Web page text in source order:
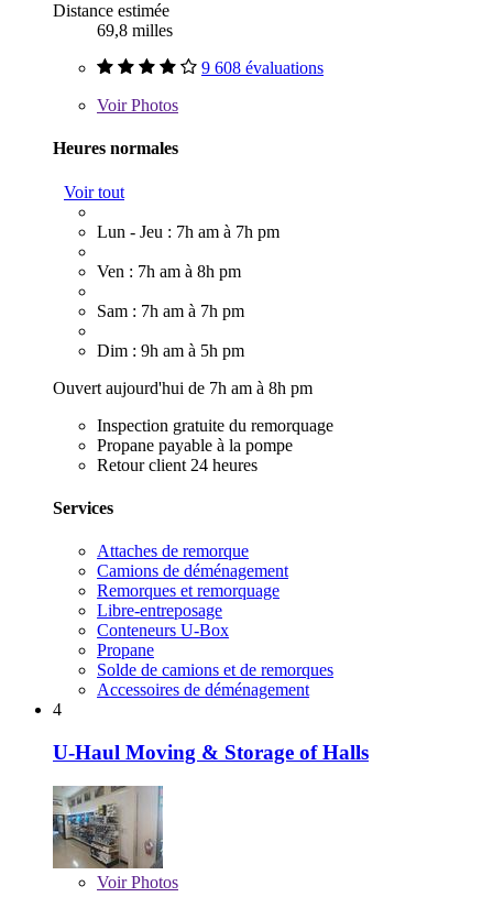
Distance estimée
69,8 milles
9 608 évaluations
VoirPhotos
Heures normales
Voir tout
Lun - Jeu : 7h am à 7h pm
Ven : 7h am à 8h pm
Sam : 7h am à 7h pm
Dim : 9h am à 5h pm
Ouvert aujourd'hui de 7h am à 8h pm
Inspection gratuite du remorquage
Propane payable à la pompe
Retour client 24 heures
Services
Attaches de remorque
Camions de déménagement
Remorques et remorquage
Libre-entreposage
Conteneurs U-Box
Propane
Solde de camions et de remorques
Accessoires de déménagement
4
U-Haul Moving & Storage of Halls
VoirPhotos